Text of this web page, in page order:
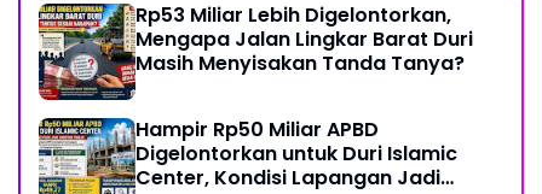
Rp53 Miliar Lebih Digelontorkan,
Mengapa Jalan Lingkar Barat Duri
Masih Menyisakan Tanda Tanya?
Hampir Rp50 Miliar APBD
Digelontorkan untuk Duri Islamic
Center, Kondisi Lapangan Jadi